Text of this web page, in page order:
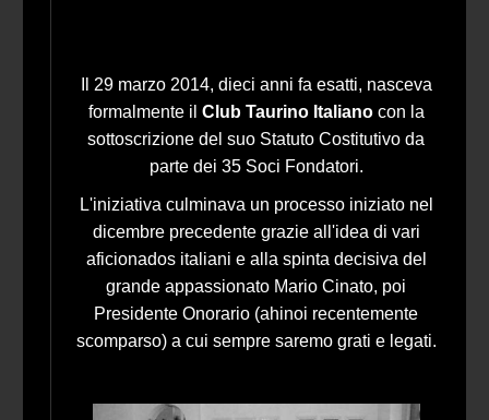
Il 29 marzo 2014, dieci anni fa esatti, nasceva
formalmente il Club Taurino Italiano con la
sottoscrizione del suo Statuto Costitutivo da
parte dei 35 Soci Fondatori.
L'iniziativa culminava un processo iniziato nel
dicembre precedente grazie all'idea di vari
aficionados italiani e alla spinta decisiva del
grande appassionato Mario Cinato, poi
Presidente Onorario (ahinoi recentemente
scomparso) a cui sempre saremo grati e legati.